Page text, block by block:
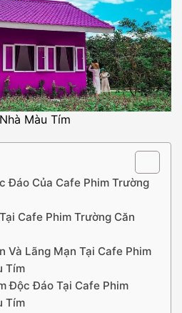
Màu Tím
Đáo Của Cafe Phim Trường
Cafe Phim Trường Căn
Và Lãng Mạn Tại Cafe Phim
Tím
Độc Đáo Tại Cafe Phim
Tím